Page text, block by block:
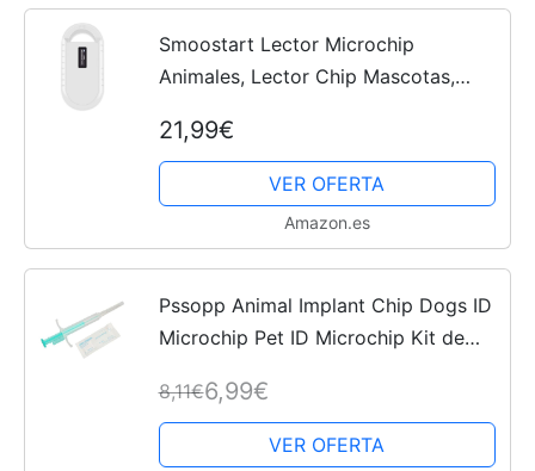
Smoostart Lector Microchip
Animales, Lector Chip Mascotas,
Microchip 128 Almacenamiento de
Datos Lector Chip Perro para...
21,99€
VER OFERTA
Amazon.es
Pssopp Animal Implant Chip Dogs ID
Microchip Pet ID Microchip Kit de
Gestión y el Seguimiento de Animales
8,11€6,99€
VER OFERTA